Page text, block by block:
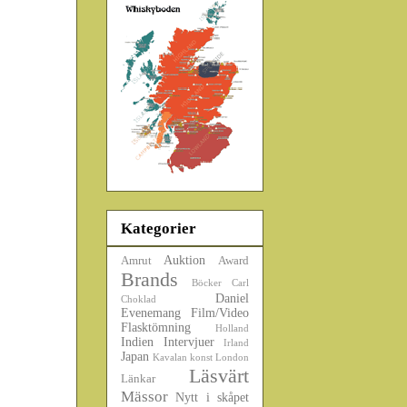
Kategorier
Amrut Auktion Award
Brands Böcker
Carl
Choklad
Daniel
Evenemang
Film/Video
Flasktömning
Holland
Indien Intervjuer Irland
Japan Kavalan konst London
Länkar Läsvärt
Mässor Nytt i skåpet